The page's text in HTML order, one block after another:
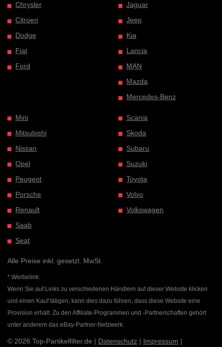
Chrysler
Citroen
Dodge
Fiat
Ford
Jaguar
Jeep
Kia
Lancia
MAN
Mazda
Mercedes-Benz
Mini
Mitsubishi
Nissan
Opel
Peugeot
Porsche
Renault
Saab
Seat
Scania
Skoda
Subaru
Suzuki
Toyota
Volvo
Volkswagen
Alle Preise inkl. gesetzl. MwSt.
* Werbelink:
Wenn Sie auf Links zu verschiedenen Händlern auf dieser Website klicken
und einen Kauf tätigen, kann dies dazu führen, dass diese Website eine
Provision erhält. Zu den Affiliate-Programmen und -Partnerschaften gehört
unter anderem das eBay-Partner-Netzwerk.
© 2026 Top-Partikelfilter.de | Datenschutz | Impressum |